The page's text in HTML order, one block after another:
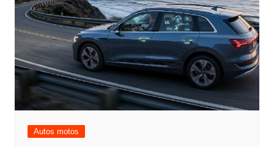
Autos motos